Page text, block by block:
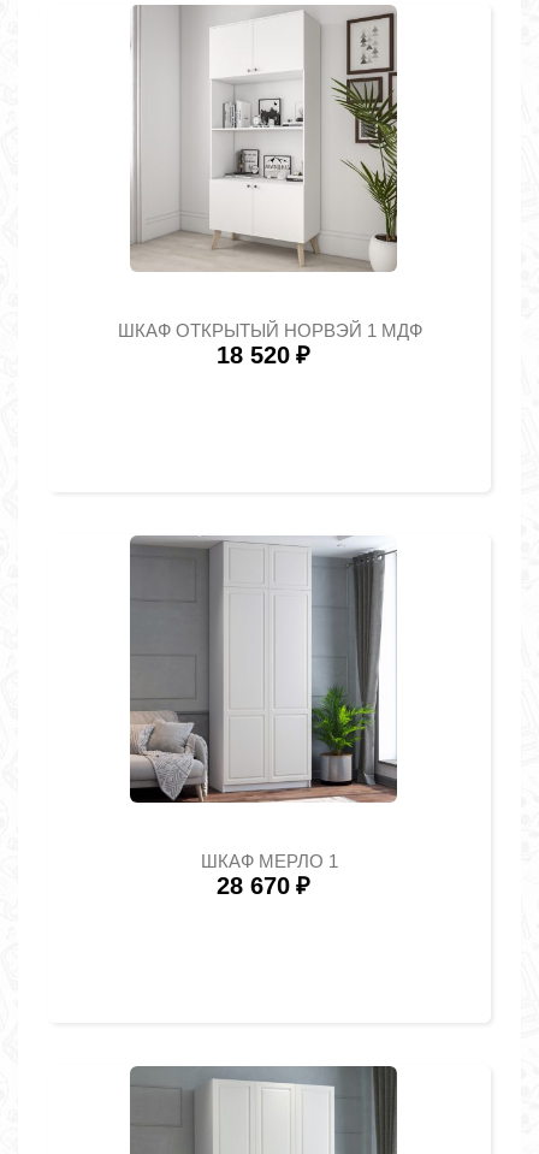
ШКАФ ОТКРЫТЫЙ НОРВЭЙ 1 МДФ
18 520 ₽
ШКАФ МЕРЛО 1
28 670 ₽